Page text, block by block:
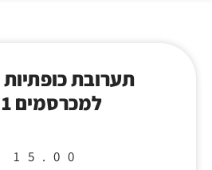
תערובת
למכרסמים 1 ק"ג
15.00